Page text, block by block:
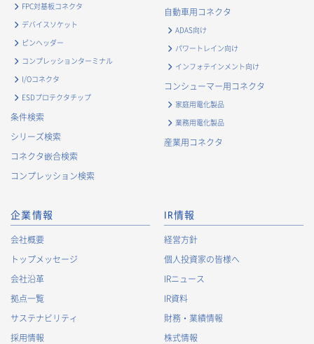
FPC対基板コネクタ
デバイスソケット
ピンヘッダー
コンプレッションターミナル
I/Oコネクタ
ESDプロテクタチップ
条件検索
シリーズ検索
コネクタ嵌合検索
コンプレッション検索
自動車用コネクタ
ADAS向け
パワートレイン向け
インフォテインメント向け
コンシューマー用コネクタ
家庭用電化製品
業務用電化製品
産業用コネクタ
企業情報
会社概要
トップメッセージ
会社沿革
拠点一覧
サステナビリティ
採用情報
IR情報
経営方針
個人投資家の皆様へ
IRニュース
IR資料
財務・業績情報
株式情報